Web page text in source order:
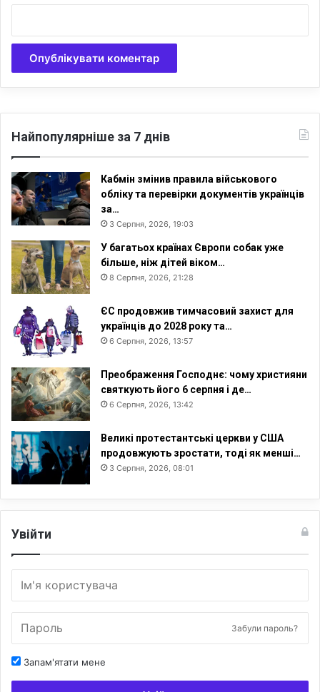
Найпопулярніше за 7 днів
Кабмін змінив правила військового
обліку та перевірки документів українців
за…
3 Серпня, 2026, 19:03
У багатьох країнах Європи собак уже
більше, ніж дітей віком…
8 Серпня, 2026, 21:28
ЄС продовжив тимчасовий захист для
українців до 2028 року та…
6 Серпня, 2026, 13:57
Преображення Господнє: чому християни
святкують його 6 серпня і де…
6 Серпня, 2026, 13:42
Великі протестантські церкви у США
продовжують зростати, тоді як менші…
3 Серпня, 2026, 08:01
Увійти
Забули пароль?
Запам'ятати мене